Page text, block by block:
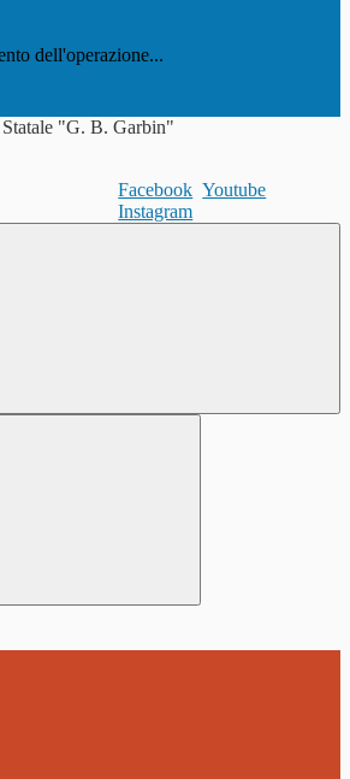
dell'operazione...
Facebook Youtube
Instagram